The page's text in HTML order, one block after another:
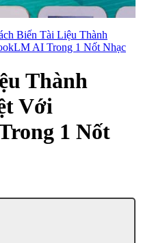
Biến Tài Liệu Thành
AI Trong 1 Nốt Nhạc
Thành
Với
1 Nốt